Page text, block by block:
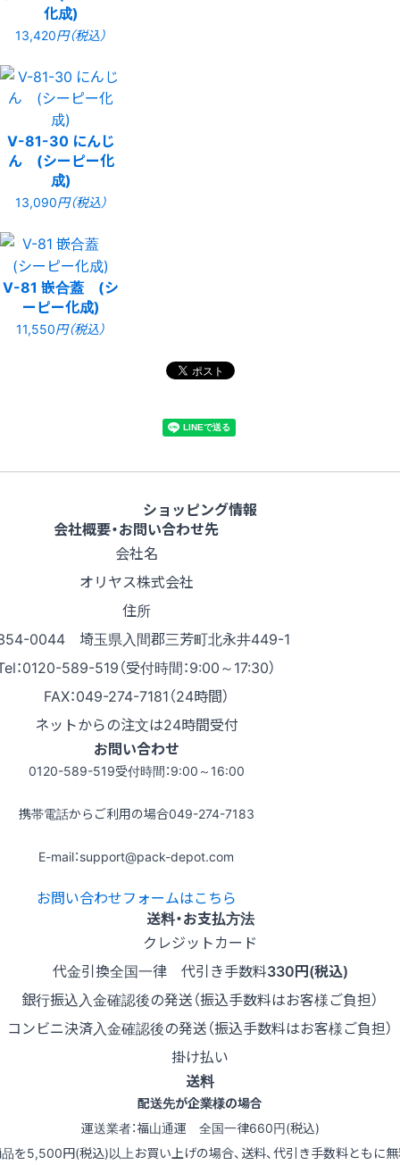
化成)
13,420円（税込）
V-81-30 にんじ
ん (シーピー化
成)
13,090円（税込）
V-81 嵌合蓋 (シ
ーピー化成)
11,550円（税込）
ショッピング情報
会社概要・お問い合わせ先
会社名
オリヤス株式会社
住所
0044 埼玉県入間郡三芳町北永井449-1
：0120-589-519（受付時間：9:00～17:30）
FAX：049-274-7181（24時間）
ネットからの注文は24時間受付
お問い合わせ
0120-589-519受付時間：9:00～16:00
携帯電話からご利用の場合049-274-7183
E-mail：support@pack-depot.com
お問い合わせフォームはこちら
送料・お支払方法
クレジットカード
代金引換全国一律 代引き手数料330円(税込)
銀行振込入金確認後の発送（振込手数料はお客様ご負担）
コンビニ決済入金確認後の発送（振込手数料はお客様ご負担）
掛け払い
送料
配送先が企業様の場合
運送業者：福山通運 全国一律660円(税込)
品を5,500円(税込)以上お買い上げの場合、送料、代引き手数料ともに無